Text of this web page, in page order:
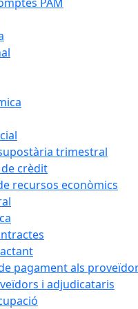
trimestral
crèdit
recursos econòmics
pagament als
i adjudicataris